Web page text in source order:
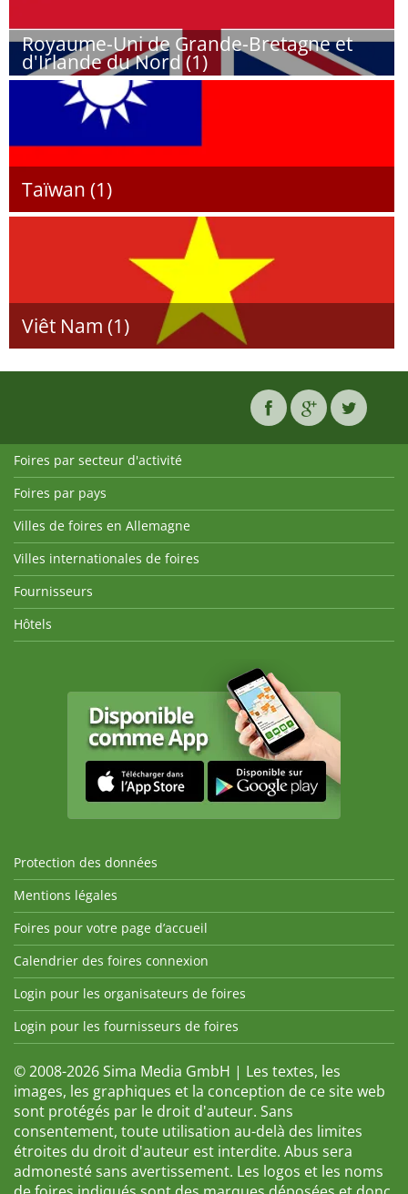
Royaume-Uni de Grande-Bretagne et
d'Irlande du Nord (1)
Taïwan (1)
Viêt Nam (1)
Foires par secteur d'activité
Foires par pays
Villes de foires en Allemagne
Villes internationales de foires
Fournisseurs
Hôtels
Protection des données
Mentions légales
Foires pour votre page d’accueil
Calendrier des foires connexion
Login pour les organisateurs de foires
Login pour les fournisseurs de foires
© 2008-2026 Sima Media GmbH | Les textes, les
images, les graphiques et la conception de ce site web
sont protégés par le droit d'auteur. Sans
consentement, toute utilisation au-delà des limites
étroites du droit d'auteur est interdite. Abus sera
admonesté sans avertissement. Les logos et les noms